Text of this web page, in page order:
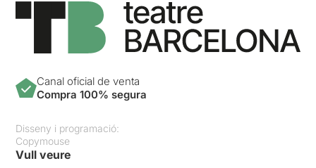
Canal oficial de venta
Compra 100% segura
Disseny i programació:
Copymouse
Vull veure